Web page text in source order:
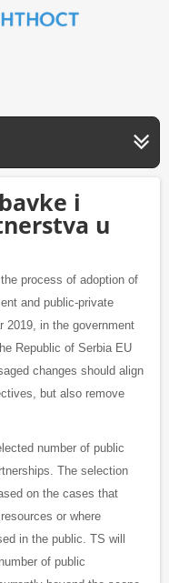
i
u
process of adoption of
and public-private
2019, in the government
Republic of Serbia EU
changes should align
but also remove
number of public
The selection
on the cases that
or where
in the public. TS will
of public